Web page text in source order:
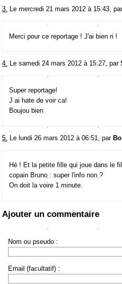
3. Le mercredi 21 mars 2012 à 15:43,
Merci pour ce reportage ! J'ai bien ri !
4. Le samedi 24 mars 2012 à 15:27, par
Super reportage!
J ai hate de voir ca!
Boujou bien
5. Le lundi 26 mars 2012 à 06:51, par
Hé ! Et la petite fille qui joue dans le
copain Bruno : super l'info non ?
On doit la voire 1 minute.
Ajouter un commentaire
Nom ou pseudo :
Email (facultatif) :